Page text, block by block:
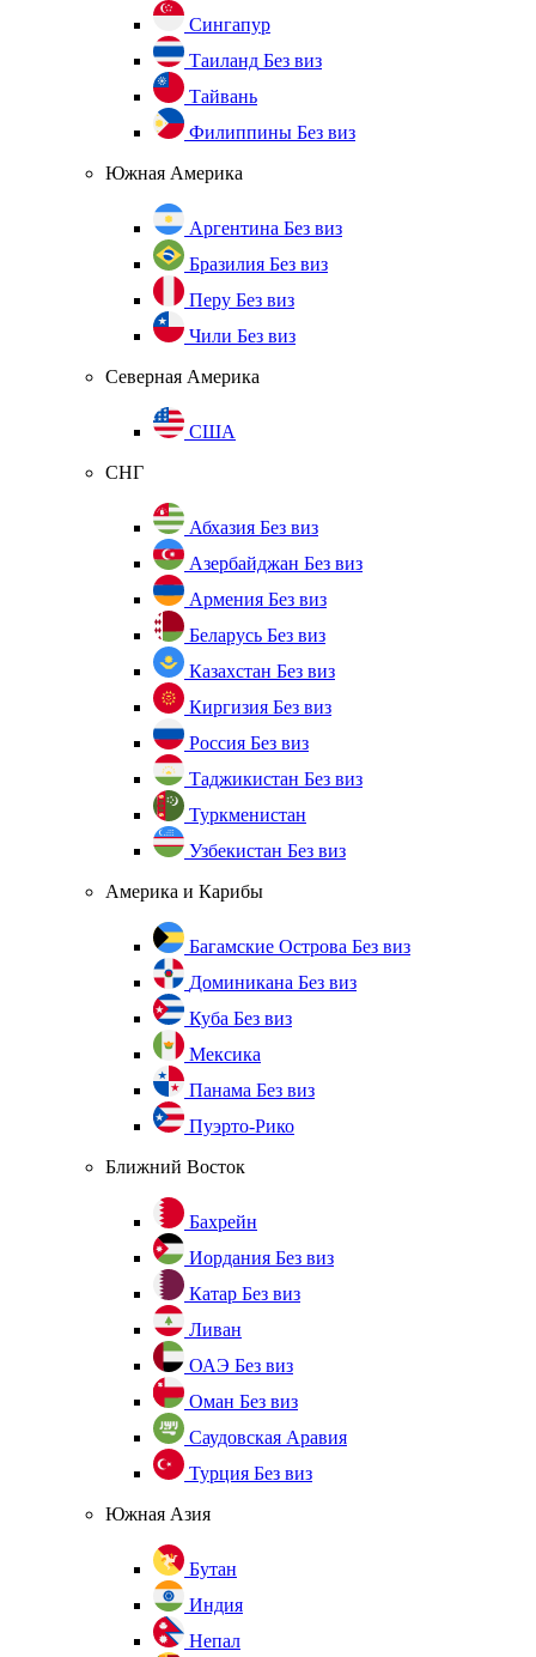
Сингапур
Таиланд Без виз
Тайвань
Филиппины Без виз
Южная Америка
Аргентина Без виз
Бразилия Без виз
Перу Без виз
Чили Без виз
Северная Америка
США
СНГ
Абхазия Без виз
Азербайджан Без виз
Армения Без виз
Беларусь Без виз
Казахстан Без виз
Киргизия Без виз
Россия Без виз
Таджикистан Без виз
Туркменистан
Узбекистан Без виз
Америка и Карибы
Багамские Острова Без виз
Доминикана Без виз
Куба Без виз
Мексика
Панама Без виз
Пуэрто-Рико
Ближний Восток
Бахрейн
Иордания Без виз
Катар Без виз
Ливан
ОАЭ Без виз
Оман Без виз
Саудовская Аравия
Турция Без виз
Южная Азия
Бутан
Индия
Непал